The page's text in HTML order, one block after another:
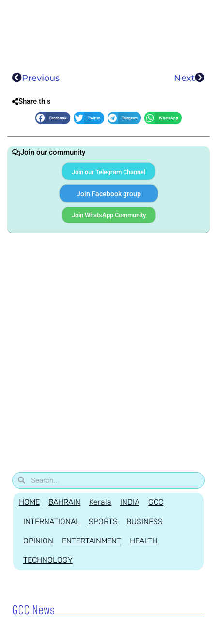
Previous Next
Share this
Facebook Twitter Telegram WhatsApp
Join our community
Join our Telegram Channel
Join Facebook group
Join WhatsApp Community
HOME BAHRAIN Kerala INDIA GCC
INTERNATIONAL SPORTS BUSINESS
OPINION ENTERTAINMENT HEALTH
TECHNOLOGY
GCC News